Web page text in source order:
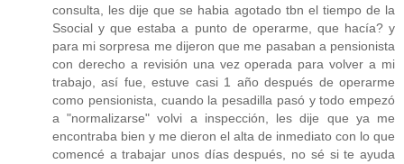
consulta, les dije que se habia agotado tbn el tiempo de la
Ssocial y que estaba a punto de operarme, que hacía? y
para mi sorpresa me dijeron que me pasaban a pensionista
con derecho a revisión una vez operada para volver a mi
trabajo, así fue, estuve casi 1 año después de operarme
como pensionista, cuando la pesadilla pasó y todo empezó
a "normalizarse" volvi a inspección, les dije que ya me
encontraba bien y me dieron el alta de inmediato con lo que
comencé a trabajar unos días después, no sé si te ayuda